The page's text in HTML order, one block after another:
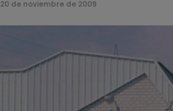
20 de noviembre de 2009